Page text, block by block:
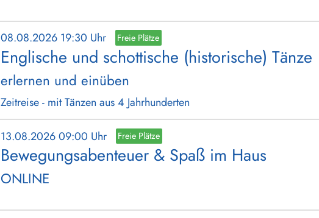
08.08.2026 19:30 Uhr Freie Plätze
Englische und schottische (historische) Tänze
erlernen und einüben
Zeitreise - mit Tänzen aus 4 Jahrhunderten
13.08.2026 09:00 Uhr Freie Plätze
Bewegungsabenteuer & Spaß im Haus
ONLINE